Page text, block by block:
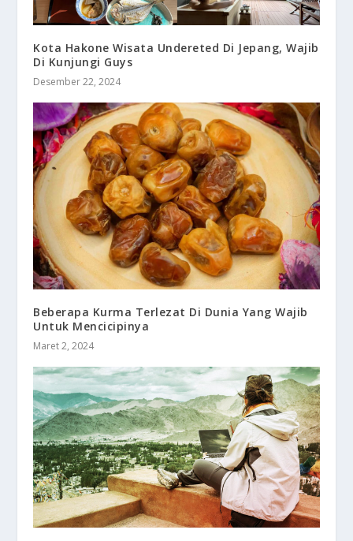
Kota Hakone Wisata Undereted Di Jepang, Wajib
Di Kunjungi Guys
Desember 22, 2024
Beberapa Kurma Terlezat Di Dunia Yang Wajib
Untuk Mencicipinya
Maret 2, 2024